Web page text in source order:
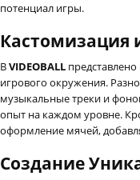
потенциал игры.
Кастомизация
ВVIDEOBALL
игрового окружения.
музыкальные треки и
опыт на каждом уровне.
оформление мячей,
Создание